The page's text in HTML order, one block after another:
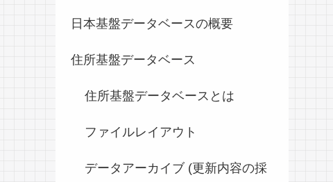
日本基盤データベースの概要
住所基盤データベース
住所基盤データベースとは
ファイルレイアウト
データアーカイブ (更新内容の採